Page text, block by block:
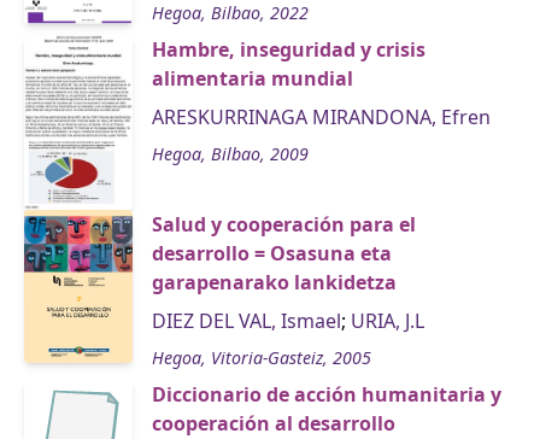
Hegoa, Bilbao, 2022
Hambre, inseguridad y crisis
alimentaria mundial
ARESKURRINAGA MIRANDONA, Efren
Hegoa, Bilbao, 2009
Salud y cooperación para el
desarrollo = Osasuna eta
garapenarako lankidetza
DIEZ DEL VAL, Ismael; URIA, J.L
Hegoa, Vitoria-Gasteiz, 2005
Diccionario de acción humanitaria y
cooperación al desarrollo